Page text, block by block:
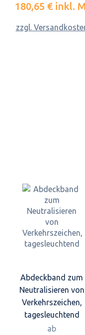
180,65 € inkl.
zzgl.
Abdeckband zum
Neutralisieren von
Verkehrszeichen,
tagesleuchtend
ab